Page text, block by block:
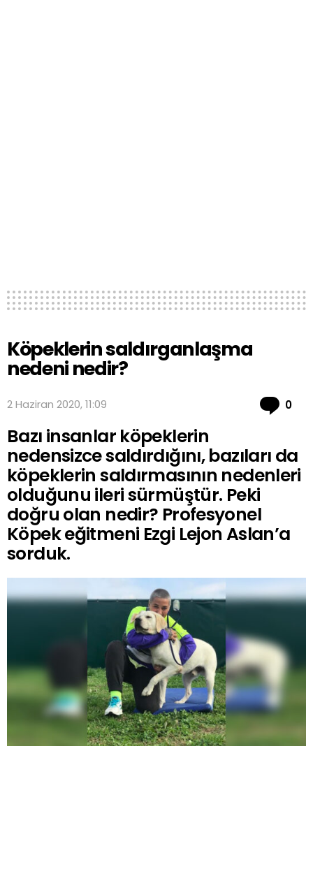
Köpeklerin saldırganlaşma
nedeni nedir?
2 Haziran 2020, 11:09 0
Bazı insanlar köpeklerin
nedensizce saldırdığını, bazıları da
köpeklerin saldırmasının nedenleri
olduğunu ileri sürmüştür. Peki
doğru olan nedir? Profesyonel
Köpek eğitmeni Ezgi Lejon Aslan’a
sorduk.